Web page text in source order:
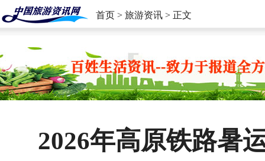
首页 > 旅游资讯 > 正文
2026年高原铁路暑